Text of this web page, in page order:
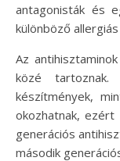
antagonisták és
különböző
Az
közé
készítmények,
okozhatnak, ezért
generációs
második